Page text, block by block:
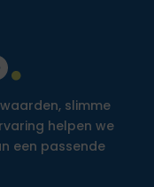
slimme
helpen we
een passende